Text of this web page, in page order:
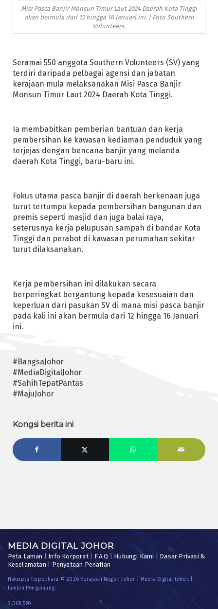
Misi Pasca Banjir Monsun Timur Laut 2024 Daerah Kota Tinggi
akan bermula dari 12 hingga 16 Januari ini. | Foto Southern
Volunteers.
Seramai 550 anggota Southern Volunteers (SV) yang
terdiri daripada pelbagai agensi dan jabatan
kerajaan mula melaksanakan Misi Pasca Banjir
Monsun Timur Laut 2024 Daerah Kota Tinggi.
Ia membabitkan pemberian bantuan dan kerja
pembersihan ke kawasan kediaman penduduk yang
terjejas dengan bencana banjir yang melanda
daerah Kota Tinggi, baru-baru ini.
Fokus utama pasca banjir di daerah berkenaan juga
turut tertumpu kepada pembersihan bangunan dan
premis seperti masjid dan juga balai raya,
seterusnya kerja pelupusan sampah di bandar Kota
Tinggi dan perabot di kawasan perumahan sekitar
turut dilaksanakan.
Kerja pembersihan ini dilakukan secara
berperingkat bergantung kepada kesesuaian dan
keperluan dari pasukan SV di mana misi pasca banjir
pada kali ini akan bermula dari 12 hingga 16 Januari
ini.
#BangsaJohor
#MediaDigitalJohor
#SahihTepatPantas
#MajuJohor
Kongsi berita ini
MEDIA DIGITAL JOHOR
Peta Laman Info Korporat| F.A.Q Hubungi Kami
Dasar Privasi &
Keselamatan
Penyataan Penafian
Hakcipta Terpelihara © 2026 Kerajaan Negeri Johor | Media Digital Johor. |
Jumlah Pengunjung:
3,069,590